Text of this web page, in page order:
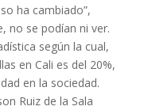
ha cambiado”,
no se podían ni ver.
según la cual,
en Cali es del 20%,
en la sociedad.
Ruiz de la Sala